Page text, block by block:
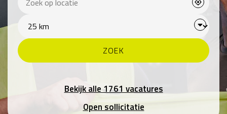
Bekijk alle 1761 vacatures
Open sollicitatie